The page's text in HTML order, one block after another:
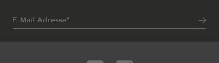
E-Mail-Adresse*